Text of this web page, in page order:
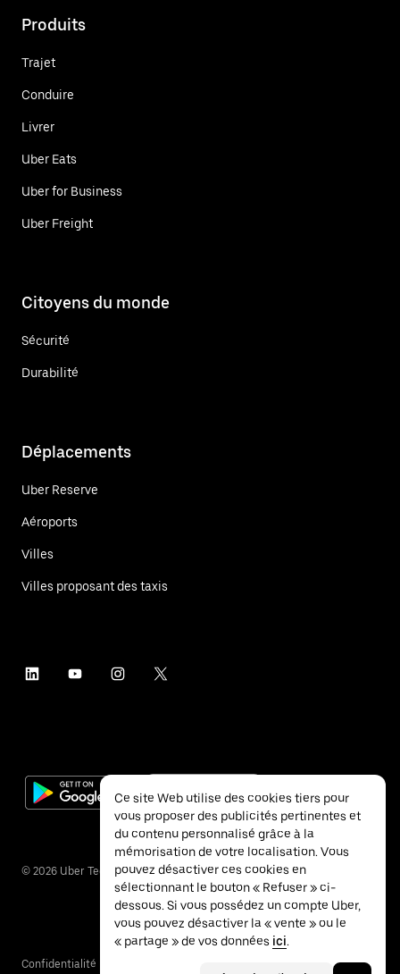
Produits
Trajet
Conduire
Livrer
Uber Eats
Uber for Business
Uber Freight
Citoyens du monde
Sécurité
Durabilité
Déplacements
Uber Reserve
Aéroports
Villes
Villes proposant des taxis
© 2026 Uber Technologies Inc.
Confidentialité
Ce site Web utilise des cookies tiers pour
vous proposer des publicités pertinentes et
du contenu personnalisé grâce à la
mémorisation de votre localisation. Vous
pouvez désactiver ces cookies en
sélectionnant le bouton « Refuser » ci-
dessous. Si vous possédez un compte Uber,
vous pouvez désactiver la « vente » ou le
« partage » de vos données ici.